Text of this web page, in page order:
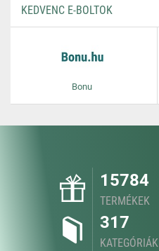
KEDVENC E-BOLTOK
Bonu
15784
TERMÉKEK
317
KATEGÓRIÁK